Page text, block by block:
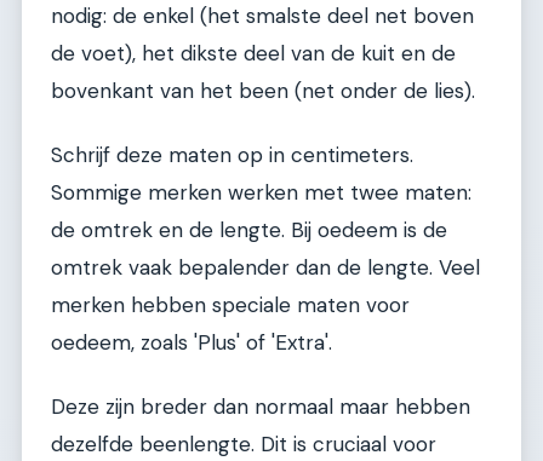
nodig: de enkel (het smalste deel net boven
de voet), het dikste deel van de kuit en de
bovenkant van het been (net onder de lies).
Schrijf deze maten op in centimeters.
Sommige merken werken met twee maten:
de omtrek en de lengte. Bij oedeem is de
omtrek vaak bepalender dan de lengte. Veel
merken hebben speciale maten voor
oedeem, zoals 'Plus' of 'Extra'.
Deze zijn breder dan normaal maar hebben
dezelfde beenlengte. Dit is cruciaal voor